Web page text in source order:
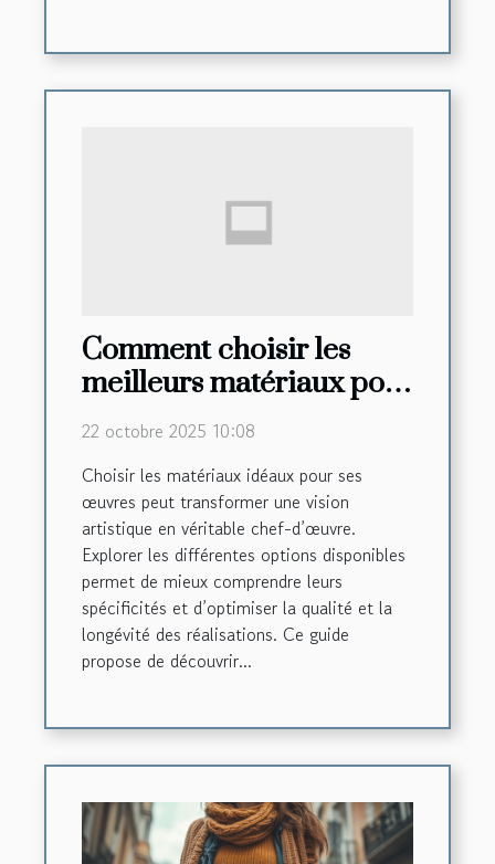
Comment choisir les
meilleurs matériaux pour
vos créations artistiques
?
22 octobre 2025 10:08
Choisir les matériaux idéaux pour ses
œuvres peut transformer une vision
artistique en véritable chef-d’œuvre.
Explorer les différentes options disponibles
permet de mieux comprendre leurs
spécificités et d’optimiser la qualité et la
longévité des réalisations. Ce guide
propose de découvrir...